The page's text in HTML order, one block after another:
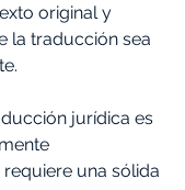
original y
la traducción sea
jurídica es
una sólida